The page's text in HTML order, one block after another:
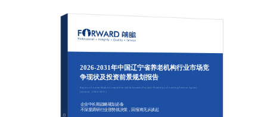
2026-2031年中国辽宁省养老机构行业市场竞
争现状及投资前景规划报告
Report of Current Market Competition and Investment Prospect Planning on Liaoning Pension Agency
Industry（2026-2031）
企业中长期战略规划必备
不深度调研行业形势就决策，回报将无从谈起